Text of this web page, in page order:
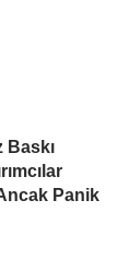
Baskı
Panik